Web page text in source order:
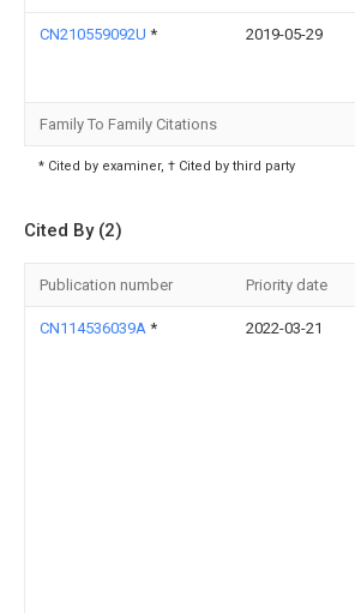
CN210559092U * 2019-05-29
Family To Family Citations
* Cited by examiner, † Cited by third party
Cited By (2)
Publication number Priority date
CN114536039A * 2022-03-21